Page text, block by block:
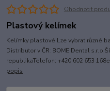
Ohodnotit
Plastový kelímek
Kelímky plastové Lze vybrat různé
Distributor v ČR: BOME Dental
republikaTelefon: +420 602 653
popis